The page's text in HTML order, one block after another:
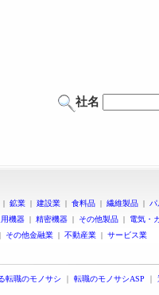
社名
| 鉱業 | 建設業 | 食料品 | 繊維製品 |
機器 | 精密機器 | その他製品 | 電気・
その他金融業 | 不動産業 | サービス業
転職のモノサシ ｜ 転職のモノサシASP ｜